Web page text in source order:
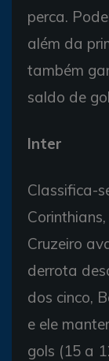
perca.
além da
também
saldo de
Inter
Classifica-
Cruzeiro
derrota
dos cinco,
e ele
gols (15 a